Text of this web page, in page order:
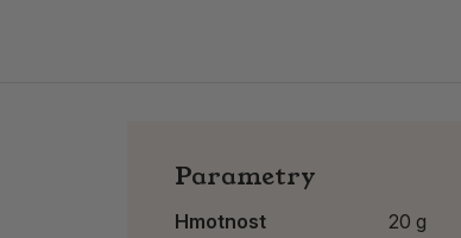
Parametry
Hmotnost
20 g